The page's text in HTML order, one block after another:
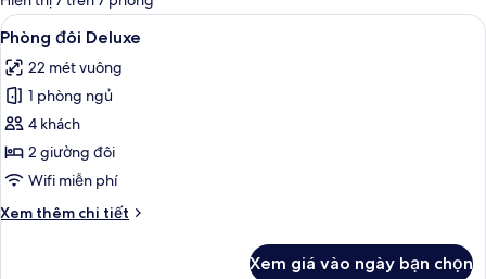
thể
dùng
để
lọc
tìm
phòng
Xem
tất
cả
ảnh
Phòng
đôi
Deluxe
Truy cập Internet không dây miễn
50
Phòng đôi Deluxe
22 mét vuông
1 phòng ngủ
4 khách
2 giường đôi
Wifi miễn phí
Xem thêm chi tiết
Chi
Xem giá vào ngày bạn chọn